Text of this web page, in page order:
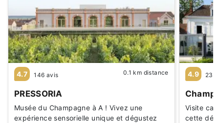
4.7 146 avis 0.1 km distance
PRESSORIA
Musée du Champagne à A ! Vivez une
expérience sensorielle unique et dégustez
4.9 237
Visite
cette